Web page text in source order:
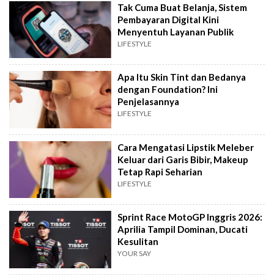
Tak Cuma Buat Belanja, Sistem
Pembayaran Digital Kini
Menyentuh Layanan Publik
LIFESTYLE
Apa Itu Skin Tint dan Bedanya
dengan Foundation? Ini
Penjelasannya
LIFESTYLE
Cara Mengatasi Lipstik Meleber
Keluar dari Garis Bibir, Makeup
Tetap Rapi Seharian
LIFESTYLE
Sprint Race MotoGP Inggris 2026:
Aprilia Tampil Dominan, Ducati
Kesulitan
YOUR SAY